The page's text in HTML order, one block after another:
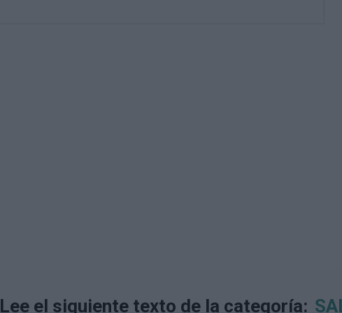
Lee el siguiente texto de la categoría: